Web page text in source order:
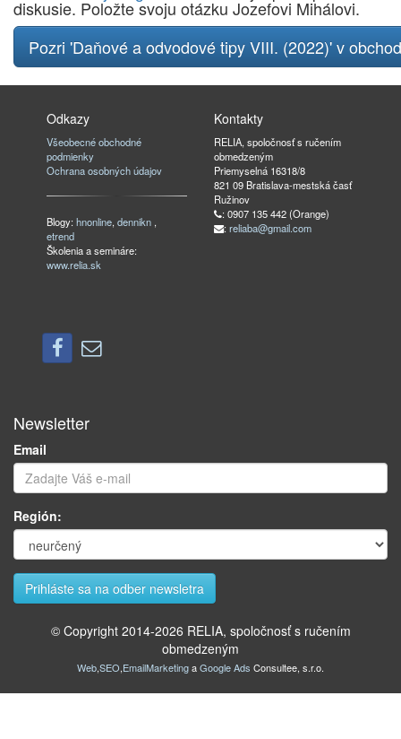
diskusie. Položte svoju otázku Jozefovi Mihálovi.
Pozri 'Daňové a odvodové tipy VIII. (2022)' v
Odkazy
Všeobecné obchodné
podmienky
Ochrana osobných údajov
Blogy:hnonline,dennikn ,
etrend
Školenia a semináre:
www.relia.sk
Kontakty
RELIA, spoločnosť s ručením
obmedzeným
Priemyselná 16318/8
821 09 Bratislava-mestská časť
Ružinov
: 0907 135 442 (Orange)
: reliaba@gmail.com
Newsletter
Email
Región:
© Copyright 2014-2026 RELIA, spoločnosť s ručením
obmedzeným
Web,SEO,EmailMarketingaGoogle Ads Consultee, s.r.o.